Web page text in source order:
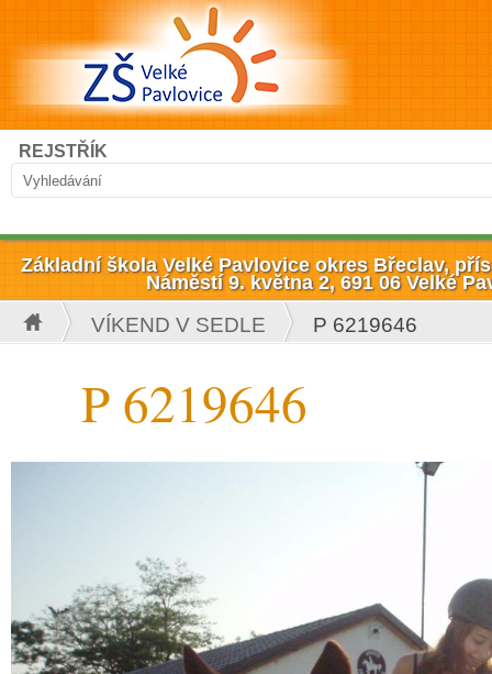
Přejít k hlavnímu obsahu
Vyhledávání
Hledat
REJSTŘÍK
Základní škola Velké Pavlovice okres Břeclav,
Náměstí 9. května 2, 691 06 Velké
Jste zde
VÍKEND V SEDLE P 6219646
P 6219646